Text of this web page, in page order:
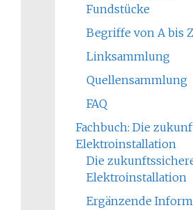
Fundstücke
Begriffe von A bis Z
Linksammlung
Quellensammlung
FAQ
Fachbuch: Die
Elektroinstallation
Die
Elektroinstallation
Ergänzende